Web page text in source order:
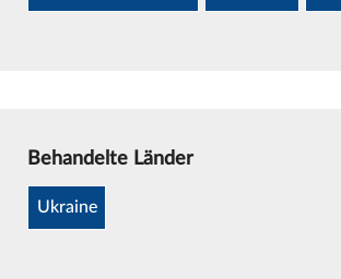
Behandelte Länder
Ukraine